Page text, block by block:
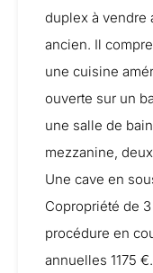
duplex à vendre
ancien. Il
une cuisine
ouverte sur un
une salle de
mezzanine,
Une cave en
Copropriété de
procédure en
annuelles 1175 €.